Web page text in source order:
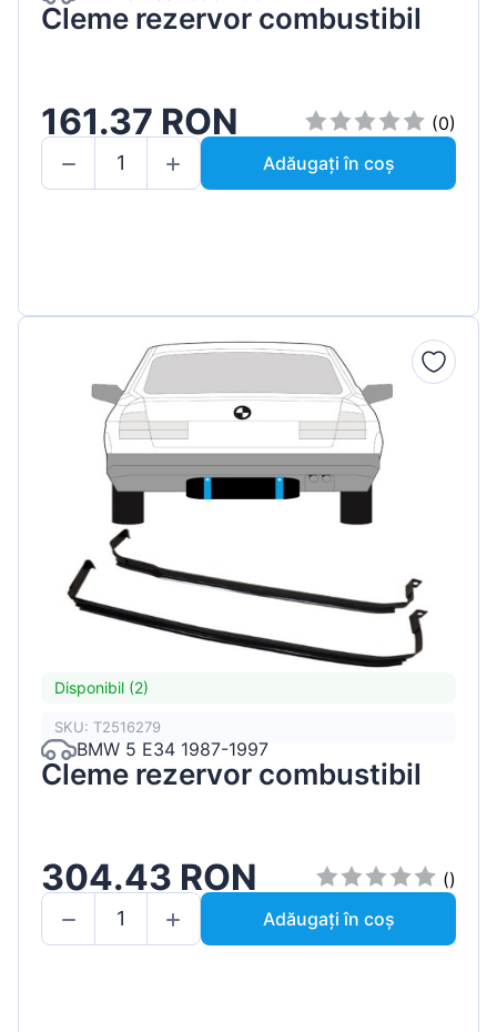
Cleme rezervor combustibil
161.37 RON
(0)
Adăugați în coș
Disponibil (2)
SKU: T2516279
BMW 5 E34 1987-1997
Cleme rezervor combustibil
304.43 RON
()
Adăugați în coș